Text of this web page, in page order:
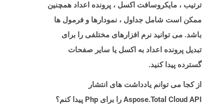
ترتیب ، مایکروسافت اکسل ، پرونده اعداد همچنین
ممکن است شامل جداول ، نمودارها و فرمول ها
باشد. می توانید نرم افزارهای مختلفی را برای
تبدیل پرونده اعداد به اکسل یا سایر صفحات
گسترده پیدا کنید.
از کجا می توانم یادداشت های انتشار
Aspose.Total Cloud API را برای Php پیدا کنم؟